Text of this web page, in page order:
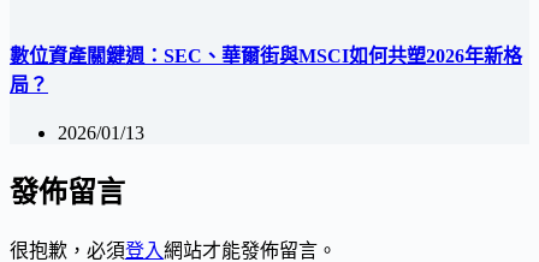
數位資產關鍵週：SEC、華爾街與MSCI如何共塑2026年新格
局？
2026/01/13
發佈留言
很抱歉，必須登入網站才能發佈留言。